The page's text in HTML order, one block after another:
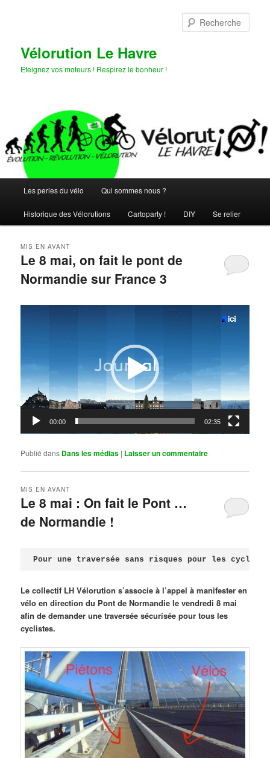
Vélorution Le Havre
Eteignez vos moteurs ! Respirez le bonheur !
principal
Les perles du vélo Qui sommes nous ?
Historique des Vélorutions Cartoparty ! DIY Se relier
Le 8 mai, on fait le pont de
Normandie sur France 3
MIS EN AVANT
00:00 02:35
Publié dans Dans les médias | Laisser un commentaire
Le 8 mai : On fait le Pont …
de Normandie !
MIS EN AVANT
Pour une traversée sans risques pour les
Le collectif LH Vélorution s’associe à l’appel à manifester en
vélo en direction du Pont de Normandie le vendredi 8 mai
afin de demander une traversée sécurisée pour tous les
cyclistes.